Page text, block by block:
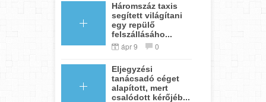
Háromszáz taxis
segített világítani
egy repülő
felszállásáho...
ápr 9 0
Eljegyzési
tanácsadó céget
alapított, mert
csalódott kérőjéb...